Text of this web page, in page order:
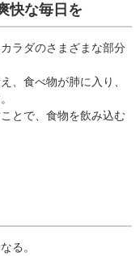
快な毎日を
ラダのさまざまな部分
、食べ物が肺に入り、
とで、食物を飲み込む
る。